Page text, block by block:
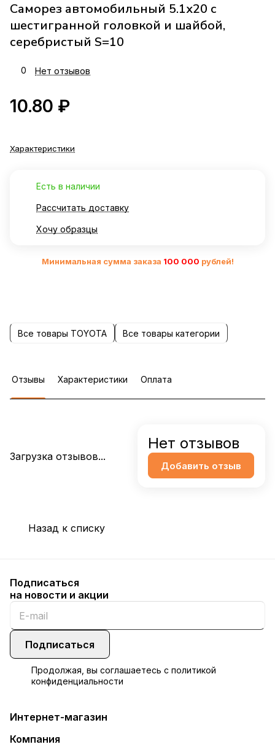
Саморез автомобильный 5.1x20 с
шестигранной головкой и шайбой,
серебристый S=10
0 Нет отзывов
10.80 ₽
Характеристики
Есть в наличии
Рассчитать доставку
Хочу образцы
Минимальная сумма заказа 100 000 рублей!
Все товары TOYOTA Все товары категории
Отзывы Характеристики Оплата
Загрузка отзывов...
Нет отзывов
Добавить отзыв
Назад к списку
Подписаться
на новости и акции
Подписаться
Продолжая, вы соглашаетесь с политикой
конфиденциальности
Интернет-магазин
Компания